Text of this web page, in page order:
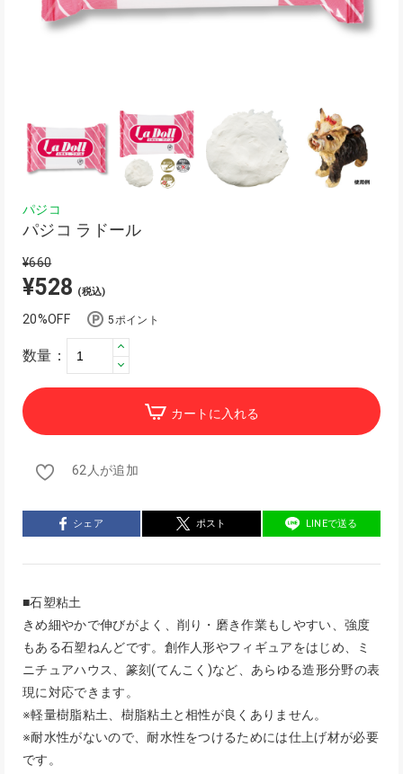
パジコ
パジコ ラドール
¥660
¥528 (税込)
20%OFF 5ポイント
数量：
カートに入れる
62人が追加
シェア ポスト LINEで送る
■石塑粘土
きめ細やかで伸びがよく、削り・磨き作業もしやすい、強度
もある石塑ねんどです。創作人形やフィギュアをはじめ、ミ
ニチュアハウス、篆刻(てんこく)など、あらゆる造形分野の表
現に対応できます。
※軽量樹脂粘土、樹脂粘土と相性が良くありません。
※耐水性がないので、耐水性をつけるためには仕上げ材が必要
です。